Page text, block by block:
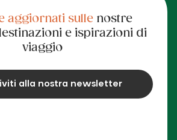
aggiornati sullenostre
e ispirazioni di
viaggio
alla nostra newsletter